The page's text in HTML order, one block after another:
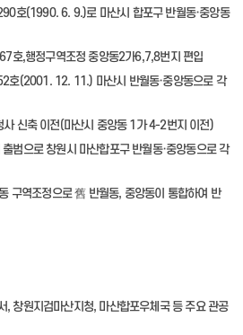
호(1990. 6. 9.)로 마산시 합포구 반월동·중앙동
호,행정구역조정 중앙동2가6,7,8번지 편입
호(2001. 12. 11.) 마산시 반월동·중앙동으로 각
신축 이전(마산시 중앙동 1가 4-2번지 이전)
범으로 창원시 마산합포구 반월동·중앙동으로 각
구역조정으로 舊 반월동, 중앙동이 통합하여 반
, 창원지검마산지청, 마산합포우체국 등 주요 관공